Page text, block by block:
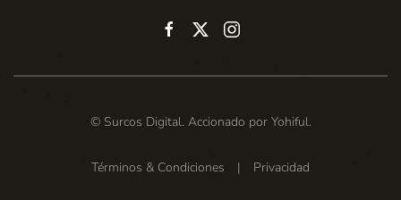
© Surcos Digital. Accionado por Yohiful.
Términos & Condiciones | Privacidad